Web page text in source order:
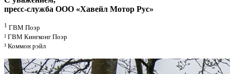
пресс-служба ООО «Хавейл Мотор Рус»
1 ГВМ Поэр
² ГВМ Кингконг Поэр
³ Коммон рэйл